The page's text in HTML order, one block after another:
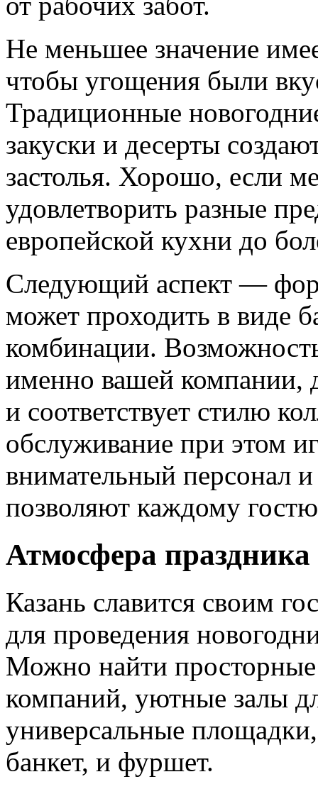
Не меньшее значение
чтобы угощения были
Традиционные
закуски и десерты
застолья. Хорошо, если
удовлетворить разные
европейской кухни до
Следующий аспект —
может проходить в виде
комбинации.
именно вашей компании,
и соответствует стилю
обслуживание при этом
внимательный персонал
позволяют каждому
Атмосфера
Казань славится своим
для проведения
Можно найти
компаний, уютные залы
универсальные площадки,
банкет, и фуршет.